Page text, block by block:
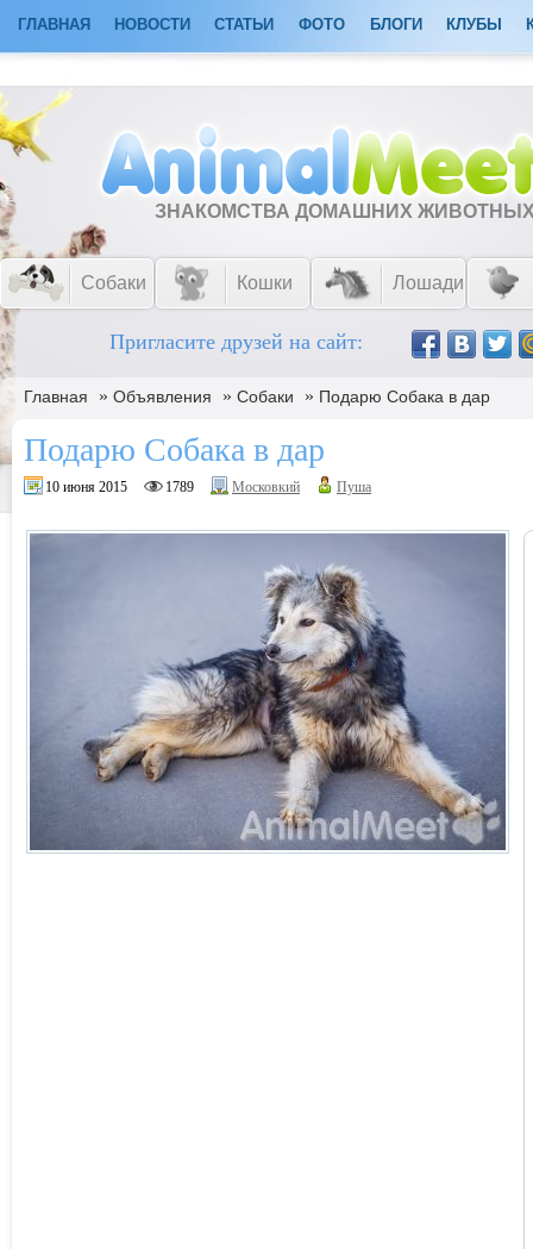
ГЛАВНАЯ НОВОСТИ СТАТЬИ ФОТО БЛОГИ КЛУБЫ
ЗНАКОМСТВА ДОМАШНИХ
Собаки Кошки Лошади
Пригласите друзей на сайт:
Главная » Объявления » Собаки » Подарю Собака в дар
Подарю Собака в дар
10 июня 2015 1789 Московкий Пуша